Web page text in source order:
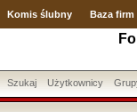
Komis ślubny Baza firm
Szukaj Użytkownicy